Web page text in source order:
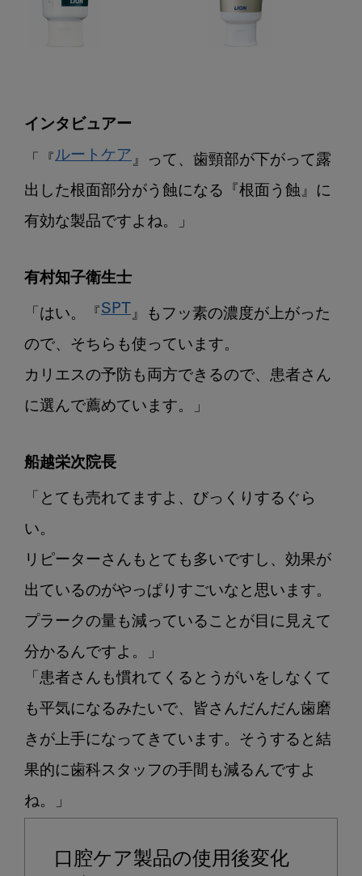
インタビュアー
「『 ルートケア』って、歯頸部が下がって露
出した根面部分がう蝕になる『根面う蝕』に
有効な製品ですよね。」
有村知子衛生士
「はい。『 SPT 』もフッ素の濃度が上がった
ので、そちらも使っています。
カリエスの予防も両方できるので、患者さん
に選んで薦めています。」
船越栄次院長
「とても売れてますよ、びっくりするぐら
い。
リピーターさんもとても多いですし、効果が
出ているのがやっぱりすごいなと思います。
プラークの量も減っていることが目に見えて
分かるんですよ。」
「患者さんも慣れてくるとうがいをしなくて
も平気になるみたいで、皆さんだんだん歯磨
きが上手になってきています。そうすると結
果的に歯科スタッフの手間も減るんですよ
口腔ケア製品の使用後変化